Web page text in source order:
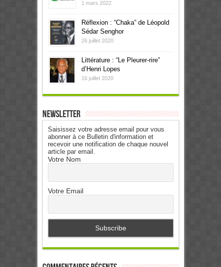
1 mars 2022
Réflexion : “Chaka” de Léopold
Sédar Senghor
26 juillet 2020
Littérature : “Le Pleurer-rire”
d’Henri Lopes
16 juillet 2020
Newsletter
Saisissez votre adresse email pour vous
abonner à ce Bulletin d'information et
recevoir une notification de chaque nouvel
article par email.
Votre Nom
Votre Email